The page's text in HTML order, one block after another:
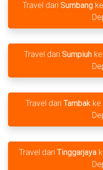
Travel dari Sumbang
Travel dari Sumpiuhke
Travel dari Tambakke
Travel dari Tinggarjaya